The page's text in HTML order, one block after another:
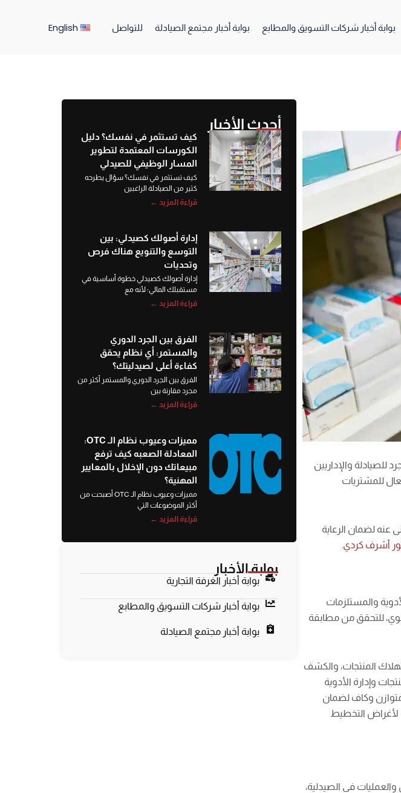
بوابة أخبار شركات التسويق والمطابع بوابة أخبار مجتمع الصيادلة للتواصل English
للصيادلة والإداريين
للمشتريات
عنه لضمان الرعاية
أشرف كردي.
والمستلزمات
للتحقق من مطابقة
المنتجات، والكشف
وإدارة الأدوية
متوازن وكاف لضمان
لأغراض التخطيط
في الصيدلية،
أحدث الأخبار
كيف تستثمر في نفسك؟ دليل
الكورسات المعتمدة لتطوير
المسار الوظيفي للصيدلي
كيف تستثمر في نفسك؟ سؤال يطرحه
كثير من الصيادلة الراغبين
قراءة المزيد ←
إدارة أصولك كصيدلي: بين
التوسع والتنويع هناك فرص
وتحديات
إدارة أصولك كصيدلي خطوة أساسية في
مستقبلك المالي؛ لأنه مع
قراءة المزيد ←
الفرق بين الجرد الدوري
والمستمر: أي نظام يحقق
كفاءة أعلى لصيدليتك؟
الفرق بين الجرد الدوري والمستمر أكثر من
مجرد مقارنة بين
قراءة المزيد ←
مميزات وعيوب نظام الـ OTC:
المعادلة الصعبه كيف ترفع
مبيعاتك دون الإخلال بالمعايير
المهنية؟
مميزات وعيوب نظام الـ OTC أصبحت من
أكثر الموضوعات التي
قراءة المزيد ←
بوابة الأخبار
بوابة أخبار الغرفة التجارية
بوابة أخبار شركات التسويق والمطابع
بوابة أخبار مجتمع الصيادلة